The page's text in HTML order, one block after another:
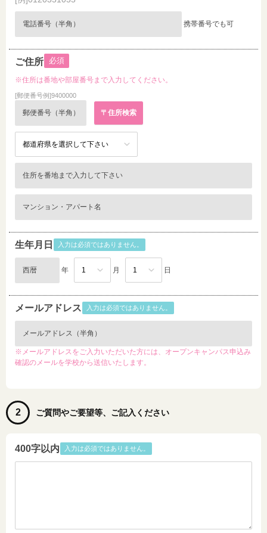
携帯番号でも可
必須
ご住所
※住所は番地や部屋番号まで入力してください。
[郵便番号例]9400000
入力は必須ではありません。
生年月日
年 月 日
入力は必須ではありません。
メールアドレス
※メールアドレスをご入力いただいた方には、オープンキャンパス申込み
確認のメールを学校から送信いたします。
2 ご質問やご要望等、ご記入ください
400字以内 入力は必須ではありません。